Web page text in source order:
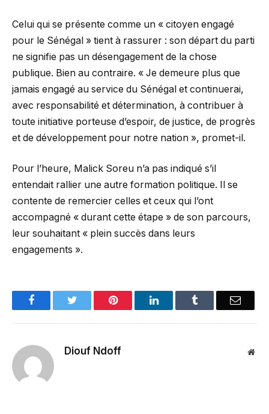
Celui qui se présente comme un « citoyen engagé
pour le Sénégal » tient à rassurer : son départ du parti
ne signifie pas un désengagement de la chose
publique. Bien au contraire. « Je demeure plus que
jamais engagé au service du Sénégal et continuerai,
avec responsabilité et détermination, à contribuer à
toute initiative porteuse d’espoir, de justice, de progrès
et de développement pour notre nation », promet-il.
Pour l’heure, Malick Soreu n’a pas indiqué s’il
entendait rallier une autre formation politique. Il se
contente de remercier celles et ceux qui l’ont
accompagné « durant cette étape » de son parcours,
leur souhaitant « plein succès dans leurs
engagements ».
FacebookTwitter Pinterest LinkedInTumblr Email
Diouf Ndoff